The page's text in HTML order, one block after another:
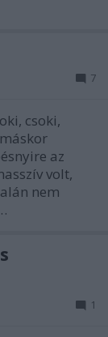
7
csoki,
az
volt,
nem
1